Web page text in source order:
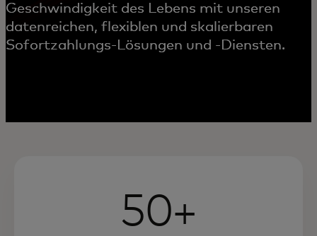
Geschwindigkeit des Lebens mit unseren
datenreichen, flexiblen und skalierbaren
Sofortzahlungs-Lösungen und -Diensten.
50+